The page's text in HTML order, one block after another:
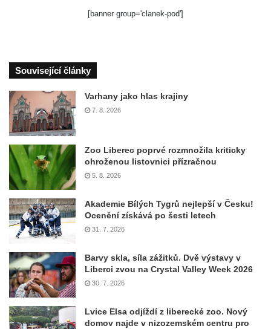
[banner group='clanek-pod']
Související články
Varhany jako hlas krajiny
7. 8. 2026
Zoo Liberec poprvé rozmnožila kriticky
ohroženou listovnici přízračnou
5. 8. 2026
Akademie Bílých Tygrů nejlepší v Česku!
Ocenění získává po šesti letech
31. 7. 2026
Barvy skla, síla zážitků. Dvě výstavy v
Liberci zvou na Crystal Valley Week 2026
30. 7. 2026
Lvice Elsa odjíždí z liberecké zoo. Nový
domov najde v nizozemském centru pro